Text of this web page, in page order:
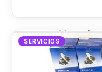
SERVICIOS